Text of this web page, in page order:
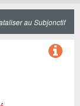
au Subjonctif